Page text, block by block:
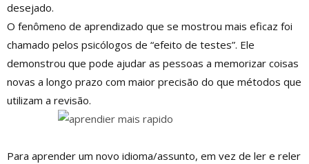
desejado.
O fenômeno de aprendizado que se mostrou mais eficaz foi
chamado pelos psicólogos de “efeito de testes”. Ele
demonstrou que pode ajudar as pessoas a memorizar coisas
novas a longo prazo com maior precisão do que métodos que
utilizam a revisão.
Para aprender um novo idioma/assunto, em vez de ler e reler